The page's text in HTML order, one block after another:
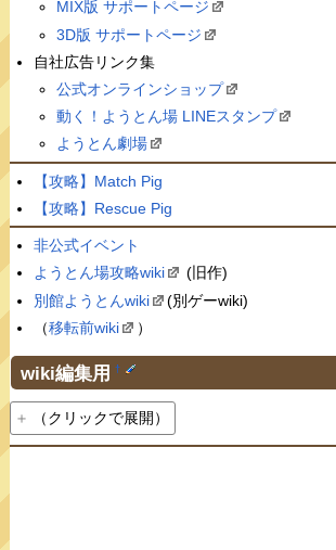
MIX版 サポートページ
3D版 サポートページ
自社広告リンク集
公式オンラインショップ
動く！ようとん場 LINEスタンプ
ようとん劇場
【攻略】Match Pig
【攻略】Rescue Pig
非公式イベント
ようとん場攻略wiki
(旧作)
別館ようとんwiki
(別ゲーwiki)
（移転前wiki ）
wiki編集用 †
（クリックで展開）